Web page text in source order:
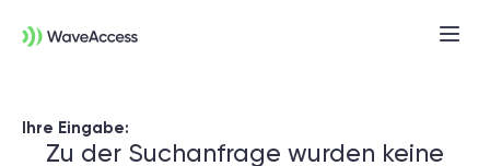
Ihre Eingabe:
Zu der Suchanfrage wurden keine